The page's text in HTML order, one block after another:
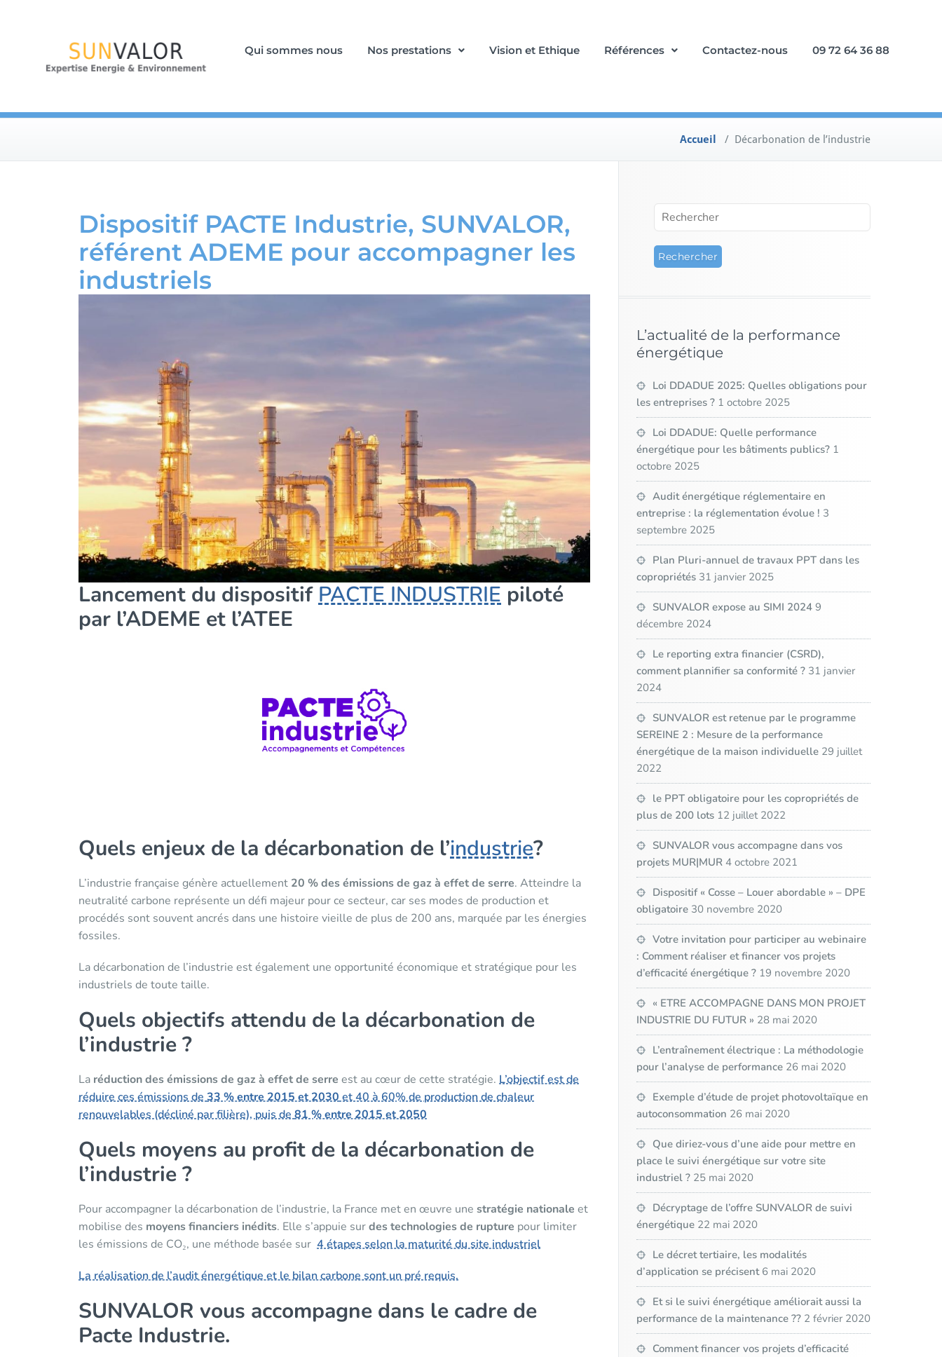
Qui sommes nous Nos prestations Vision et Ethique Références Contactez-nous 09 72 64 36 88
Accueil / Décarbonation de l’industrie
Dispositif PACTE Industrie, SUNVALOR,
référent ADEME pour accompagner les
industriels
Lancement du dispositif PACTE INDUSTRIE piloté
par l’ADEME et l’ATEE
Quels enjeux de la décarbonation de l’industrie?
L’industrie française génère actuellement 20 % des émissions de gaz à effet de serre. Atteindre la
neutralité carbone représente un défi majeur pour ce secteur, car ses modes de production et
procédés sont souvent ancrés dans une histoire vieille de plus de 200 ans, marquée par les énergies
fossiles.
La décarbonation de l’industrie est également une opportunité économique et stratégique pour les
industriels de toute taille.
Quels objectifs attendu de la décarbonation de
l’industrie ?
La réduction des émissions de gaz à effet de serre est au cœur de cette stratégie. L’objectif est de
réduire ces émissions de33 % entre 2015 et 2030et 40 à 60% de production de chaleur
renouvelables (décliné par filière), puis de81 % entre 2015 et 2050
Quels moyens au profit de la décarbonation de
l’industrie ?
Pour accompagner la décarbonation de l’industrie, la France met en œuvre une stratégie nationale et
mobilise des moyens financiers inédits. Elle s’appuie surdes technologies de rupture pour limiter
les émissions de CO₂, une méthode basée sur 4 étapes selon la maturité du site industriel
La réalisation de l’audit énergétique et le bilan carbone sont un pré requis.
SUNVALOR vous accompagne dans le cadre de
Pacte Industrie.
L’actualité de la performance
énergétique
Loi DDADUE 2025: Quelles obligations pour
les entreprises ? 1 octobre 2025
Loi DDADUE: Quelle performance
énergétique pour les bâtiments publics? 1
octobre 2025
Audit énergétique réglementaire en
entreprise : la réglementation évolue ! 3
septembre 2025
Plan Pluri-annuel de travaux PPT dans les
copropriétés 31 janvier 2025
SUNVALOR expose au SIMI 2024 9
décembre 2024
Le reporting extra financier (CSRD),
comment plannifier sa conformité ? 31 janvier
2024
SUNVALOR est retenue par le programme
SEREINE 2 : Mesure de la performance
énergétique de la maison individuelle 29 juillet
2022
le PPT obligatoire pour les copropriétés de
plus de 200 lots 12 juillet 2022
SUNVALOR vous accompagne dans vos
projets MUR|MUR 4 octobre 2021
Dispositif « Cosse – Louer abordable » – DPE
obligatoire 30 novembre 2020
Votre invitation pour participer au webinaire
: Comment réaliser et financer vos projets
d’efficacité énergétique ? 19 novembre 2020
« ETRE ACCOMPAGNE DANS MON PROJET
INDUSTRIE DU FUTUR » 28 mai 2020
L’entraînement électrique : La méthodologie
pour l’analyse de performance 26 mai 2020
Exemple d’étude de projet photovoltaïque en
autoconsommation 26 mai 2020
Que diriez-vous d’une aide pour mettre en
place le suivi énergétique sur votre site
industriel ? 25 mai 2020
Décryptage de l’offre SUNVALOR de suivi
énergétique 22 mai 2020
Le décret tertiaire, les modalités
d’application se précisent 6 mai 2020
Et si le suivi énergétique améliorait aussi la
performance de la maintenance ?? 2 février 2020
Comment financer vos projets d’efficacité